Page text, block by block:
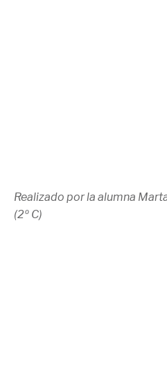
Realizado por la alumna
(2º C)